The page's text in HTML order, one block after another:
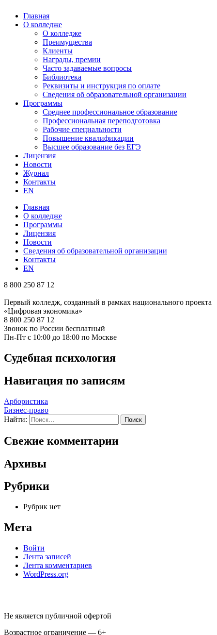
Главная
О колледже
О колледже
Преимущества
Клиенты
Награды, премии
Часто задаваемые вопросы
Библиотека
Реквизиты и инструкция по оплате
Сведения об образовательной организации
Программы
Среднее профессиональное образование
Профессиональная переподготовка
Рабочие специальности
Повышение квалификации
Высшее образование без ЕГЭ
Лицензия
Новости
Журнал
Контакты
EN
Главная
О колледже
Программы
Лицензия
Новости
Сведения об образовательной организации
Контакты
EN
8 800 250 87 12
Первый колледж, созданный в рамках национального проекта
«Цифровая экономика»
8 800 250 87 12
Звонок по России бесплатный
Пн-Пт с 10:00 до 18:00 по Москве
Судебная психология
Навигация по записям
Арбористика
Бизнес-право
Найти:
Свежие комментарии
Архивы
Рубрики
Рубрик нет
Мета
Войти
Лента записей
Лента комментариев
WordPress.org
Не является публичной офертой
Возрастное ограничение — 6+